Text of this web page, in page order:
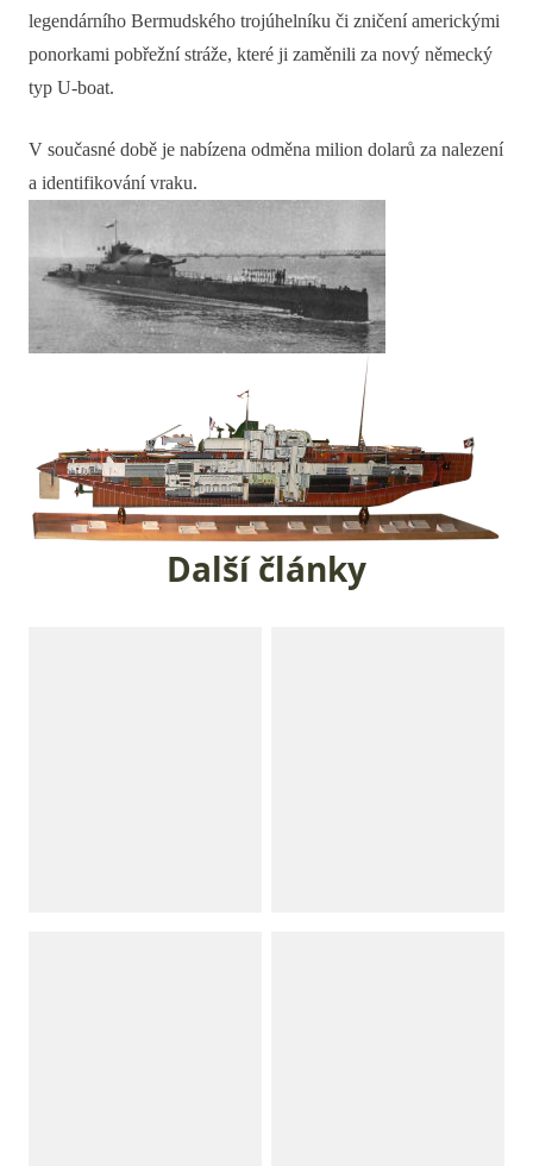
legendárního Bermudského trojúhelníku či zničení americkými
ponorkami pobřežní stráže, které ji zaměnili za nový německý
typ U-boat.
V současné době je nabízena odměna milion dolarů za nalezení
a identifikování vraku.
Další články